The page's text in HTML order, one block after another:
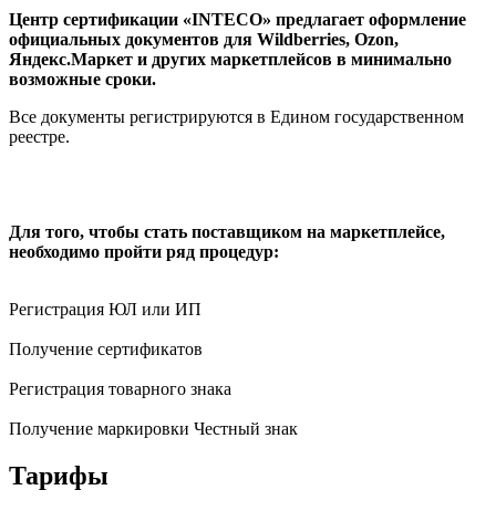
Центр сертификации «INTECO» предлагает оформление
официальных документов для Wildberries, Ozon,
Яндекс.Маркет и других маркетплейсов в минимально
возможные сроки.
Все документы регистрируются в Едином государственном
реестре.
Для того, чтобы стать поставщиком на маркетплейсе,
необходимо пройти ряд процедур:
Регистрация ЮЛ или ИП
Получение сертификатов
Регистрация товарного знака
Получение маркировки Честный знак
Тарифы